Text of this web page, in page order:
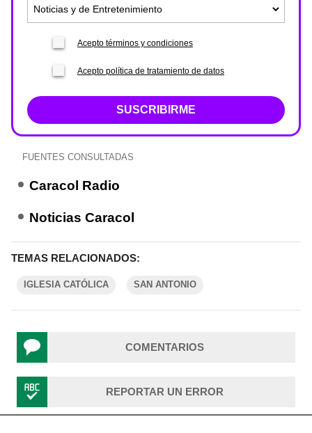
Acepto términos y condiciones
Acepto política de tratamiento de datos
SUSCRIBIRME
FUENTES CONSULTADAS
Caracol Radio
Noticias Caracol
TEMAS RELACIONADOS:
IGLESIA CATÓLICA SAN ANTONIO
COMENTARIOS
REPORTAR UN ERROR